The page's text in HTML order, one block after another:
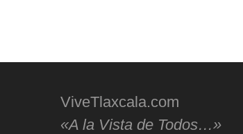
ViveTlaxcala.com
«A la Vista de Todos…»